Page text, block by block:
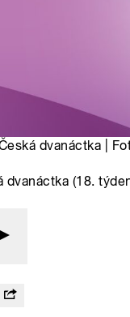
dvanáctka |
dvanáctka (18.